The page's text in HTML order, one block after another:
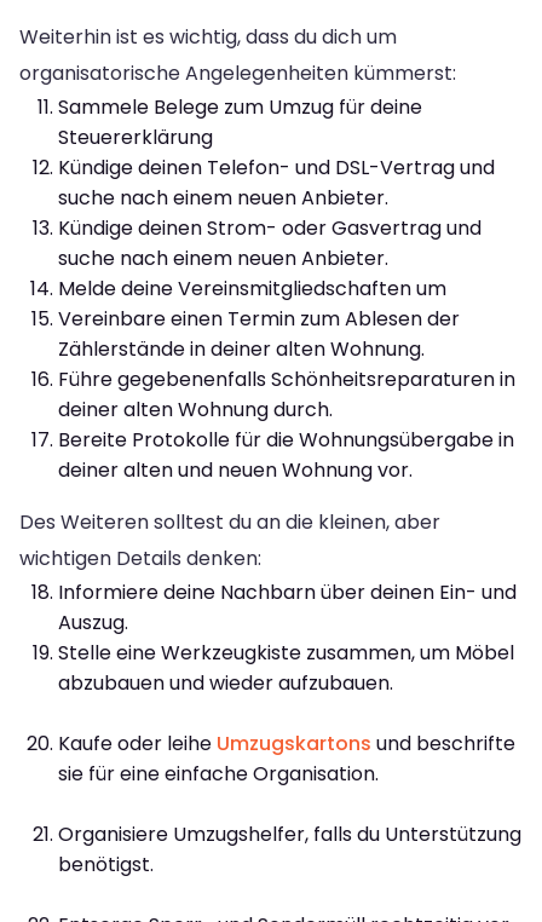
Weiterhin ist es wichtig, dass du dich um
organisatorische Angelegenheiten kümmerst:
Sammele Belege zum Umzug für deine
Steuererklärung
Kündige deinen Telefon- und DSL-Vertrag und
suche nach einem neuen Anbieter.
Kündige deinen Strom- oder Gasvertrag und
suche nach einem neuen Anbieter.
Melde deine Vereinsmitgliedschaften um
Vereinbare einen Termin zum Ablesen der
Zählerstände in deiner alten Wohnung.
Führe gegebenenfalls Schönheitsreparaturen in
deiner alten Wohnung durch.
Bereite Protokolle für die Wohnungsübergabe in
deiner alten und neuen Wohnung vor.
Des Weiteren solltest du an die kleinen, aber
wichtigen Details denken:
Informiere deine Nachbarn über deinen Ein- und
Auszug.
Stelle eine Werkzeugkiste zusammen, um Möbel
abzubauen und wieder aufzubauen.
Kaufe oder leihe Umzugskartons und beschrifte
sie für eine einfache Organisation.
Organisiere Umzugshelfer, falls du Unterstützung
benötigst.